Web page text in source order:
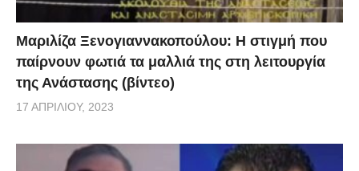
Μαριλίζα Ξενογιαννακοπούλου: Η στιγμή που
παίρνουν φωτιά τα μαλλιά της στη λειτουργία
της Ανάστασης (βίντεο)
17 ΑΠΡΙΛΊΟΥ, 2023